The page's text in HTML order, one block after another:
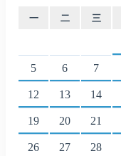
一 二 三
5 6 7
12 13 14
19 20 21
26 27 28